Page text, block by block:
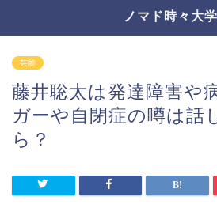
ノマド時々大
芸能
藤井聡太は発達障害や
ガーや自閉症の噂は話
ら？